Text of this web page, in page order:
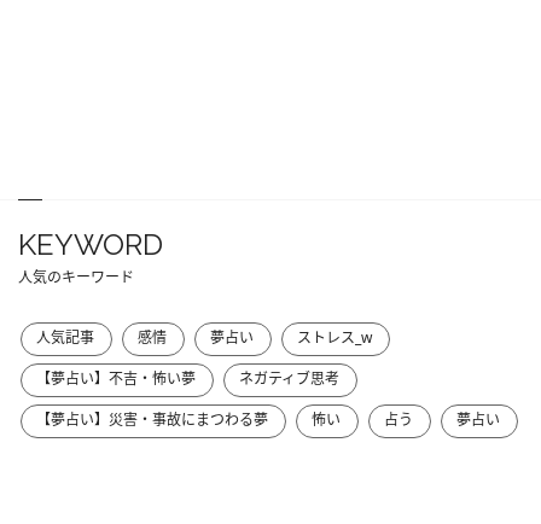
KEYWORD
人気のキーワード
人気記事 感情 夢占い
ストレス_w
【夢占い】不吉・怖い夢
ネガティブ思考
【夢占い】災害・事故にまつわる夢
怖い 占う 夢占い